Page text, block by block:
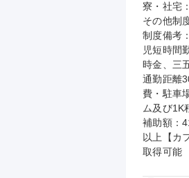
寮・社宅
その他制
制度備考
児短時間
時金、三
通勤距離
費・駐車
ム及び
補助額：
以上【カ
取得可能